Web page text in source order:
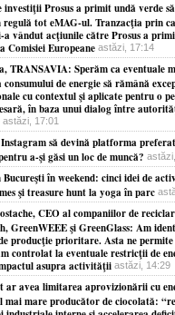
investiţii Prosus a primit undă verde
regulă tot eMAG-ul. Tranzacţia prin
a vândut acţiunile către Prosus a
Comisiei Europeane astăzi, 17:14
TRANSAVIA: Sperăm ca eventuale
de energie să rămână
cu contextul şi aplicate pentru o
în baza unui dialog între
astăzi, 17:01
să devină platforma
a-şi găsi un loc de muncă?
Bucureşti în weekend: cinci idei de
şi treasure hunt la yoga în parc
CEO al companiilor de
GreenWEEE şi GreenGlass: Am
producţie prioritare. Asta ne permite
controlat la eventuale restricţii de
asupra activităţii astăzi, 14:29
ar avea limitarea aprovizionării cu
mai mare producător de ciocolată: